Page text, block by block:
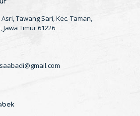
Tawang Sari, Kec. Taman,
Timur 61226